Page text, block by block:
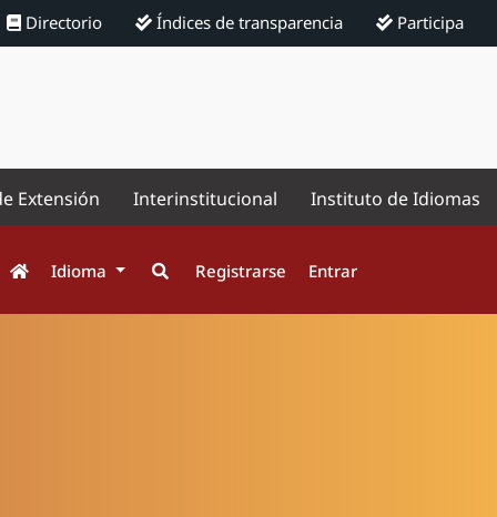
Directorio Índices de transparencia Participa
Extensión Interinstitucional Instituto de Idiomas
Idioma Registrarse Entrar